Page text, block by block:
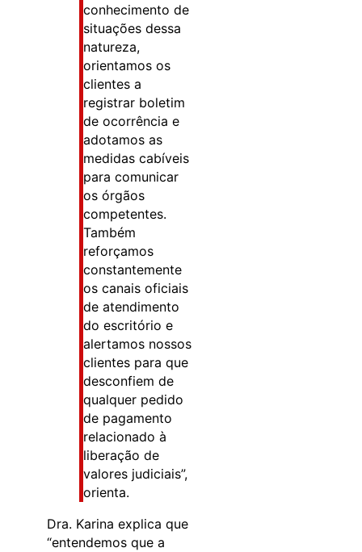
conhecimento de
situações dessa
natureza,
orientamos os
clientes a
registrar boletim
de ocorrência e
adotamos as
medidas cabíveis
para comunicar
os órgãos
competentes.
Também
reforçamos
constantemente
os canais oficiais
de atendimento
do escritório e
alertamos nossos
clientes para que
desconfiem de
qualquer pedido
de pagamento
relacionado à
liberação de
valores judiciais”,
orienta.
Dra. Karina explica que
“entendemos que a